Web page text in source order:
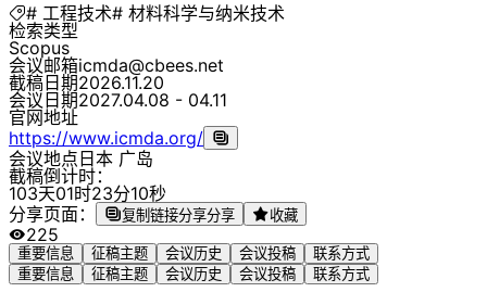
# 工程技术# 材料科学与纳米技术
检索类型
Scopus
会议邮箱icmda@cbees.net
截稿日期2026.11.20
会议日期2027.04.08 - 04.11
官网地址
https://www.icmda.org/
会议地点日本 广岛
截稿倒计时：
103天01时23分10秒
分享页面：
复制链接分享分享 收藏
225
重要信息 征稿主题 会议历史 会议投稿
联系方式
重要信息
征稿主题 会议历史 会议投稿 联系方式